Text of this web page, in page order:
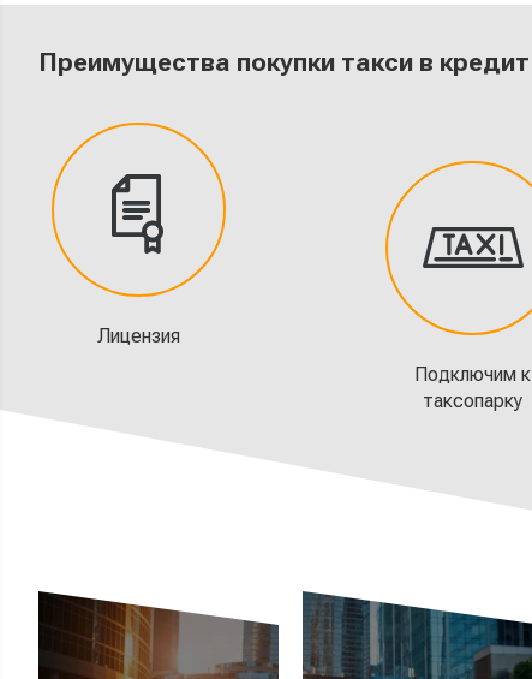
Преимущества покупки такси в кредит
Лицензия
Подключим к
таксопарку